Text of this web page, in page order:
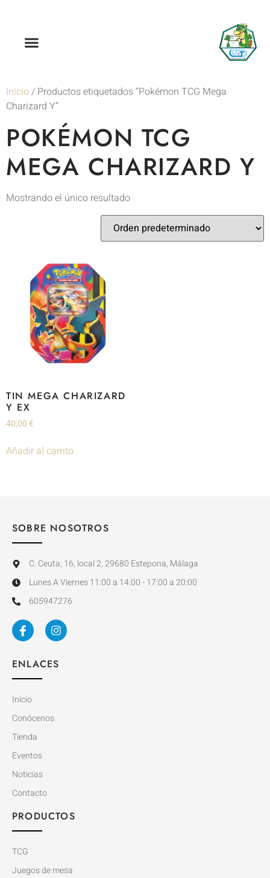
Inicio/ Productos etiquetados “Pokémon TCG Mega
Charizard Y”
POKÉMON TCG
MEGA CHARIZARD Y
Mostrando el único resultado
TIN MEGA CHARIZARD
Y EX
40,00 €
Añadir al carrito
SOBRE NOSOTROS
C. Ceuta, 16, local 2, 29680 Estepona, Málaga
Lunes A Viernes 11:00 a 14:00 - 17:00 a 20:00
605947276
ENLACES
Inicio
Conócenos
Tienda
Eventos
Noticias
Contacto
PRODUCTOS
TCG
Juegos de mesa